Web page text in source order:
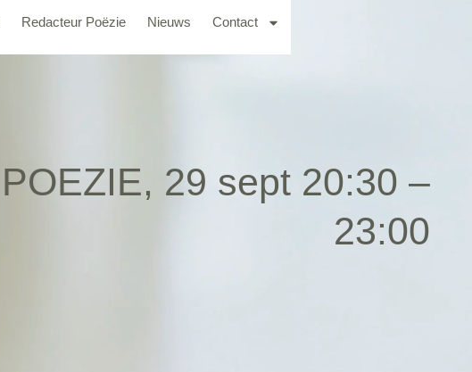
Redacteur Poëzie Nieuws Contact
29 sept 20:30 –
23:00